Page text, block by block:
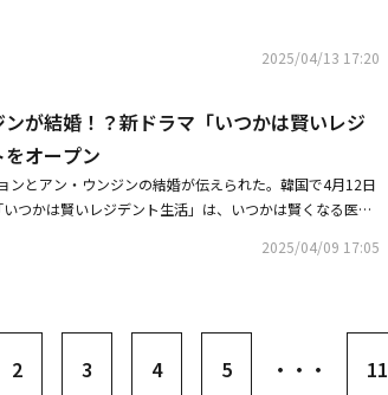
きたミドとパラソルが披露する新しいOSTに期待が高まっ
ミン、I.N、IVEのユジン、EXOのディオ、aespaのWINT
、SEVENTEENのドギョムなど、韓国トップのK-P
動と余韻を届ける見通しだ。ミドとパラソルが参加した
、20日午後6時に各音楽配信サイトを通じて発売され
ン、ユルジェ病院を背景にしたツーショットにファン歓喜
デミョンは「不思議そうに見られるが、僕だけでなく他の
品ごとに減量の記事が出るよね。今は25kgくらい減らし
」と冗談を言った。これに対し、キム・デミョンは「減量
な違いがない」と返し、笑いを誘った。・チョンウ＆キ
ー」5月30日に日本公開！ポスタービジュアル＆予告映像
術」に大満足白髮のため4時間前に現場入りもどの撮影よ
2025/04/13 17:20
が結婚！？新ドラマ「いつかは賢いレジ
オープン
ンとアン・ウンジンの結婚が伝えられた。韓国で4月12日
つかは賢いレジデント生活」は、いつかは賢くなる医師
生活」は初回放送を控え、ドラマの中の背景になるユルジ
ム・デミョン）とチュ・ミンハ（アン・ウンジン）が結婚
なで一緒に見てきたので、とても幸せです。ご結婚、本当
2025/04/09 17:05
2 3 4 5 ・・・ 11